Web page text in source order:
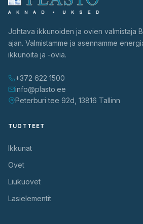
Johtava ikkunoiden ja ovien valmistaja
ajan. Valmistamme ja asennamme
ikkunoita ja -ovia.
+372 622 1500
info@plasto.ee
Peterburi tee 92d, 13816 Tallinn
TUOTTEET
Ikkunat
Ovet
Liukuovet
Lasielementit